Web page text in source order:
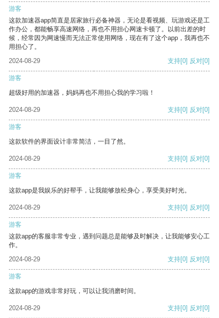
游客
这款加速器app简直是居家旅行必备神器，无论是看视频、玩游戏还是工
作办公，都能畅享高速网络，再也不用担心网速卡顿了。以前出差的时
候，经常因为网速慢而无法正常使用网络，现在有了这个app，我再也不
用担心了。
2024-08-29
支持[0] 反对[0]
游客
超级好用的加速器，妈妈再也不用担心我的学习啦！
2024-08-29 支持[0] 反对[0]
游客
这款软件的界面设计非常简洁，一目了然。
2024-08-29 支持[0] 反对[0]
游客
这款app是我娱乐的好帮手，让我能够放松身心，享受美好时光。
2024-08-29 支持[0] 反对[0]
游客
这款app的客服非常专业，遇到问题总是能够及时解决，让我能够安心工
作。
2024-08-29
支持[0] 反对[0]
游客
这款app的游戏非常好玩，可以让我消磨时间。
2024-08-29 支持[0] 反对[0]